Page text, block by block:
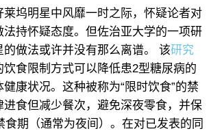
莱坞明星中风靡一时之际，怀疑论者对
持怀疑态度。但佐治亚大学的一项研
的做法或许并没有那么离谱。 该研究
食限制方式可以降低患2型糖尿病的
康状况。这种被称为“限时饮食”的禁
食但减少餐次，避免深夜零食，并保
食期（通常为夜间）。在对已发表的同